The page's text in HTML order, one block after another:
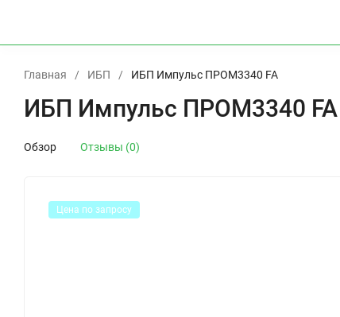
Главная / ИБП / ИБП Импульс ПРОМ3340 FA
ИБП Импульс ПРОМ3340 FA
Обзор Отзывы (0)
Цена по запросу